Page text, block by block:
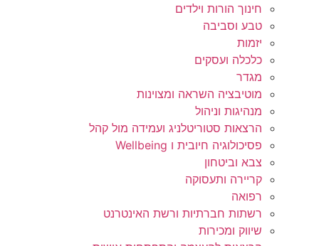
חינוך הורות וילדים
טבע וסביבה
יזמות
כלכלה ועסקים
מגדר
מוטיבציה השראה ומצוינות
מנהיגות וניהול
הרצאות סטוריטלניג ועמידה מול קהל
פסיכולוגיה חיובית ו Wellbeing
צבא וביטחון
קריירה ותעסוקה
רפואה
רשתות חברתיות ורשת האינטרנט
שיווק ומכירות